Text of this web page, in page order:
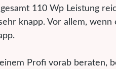
110 Wp Leistung
knapp. Vor allem,
Profi vorab beraten,